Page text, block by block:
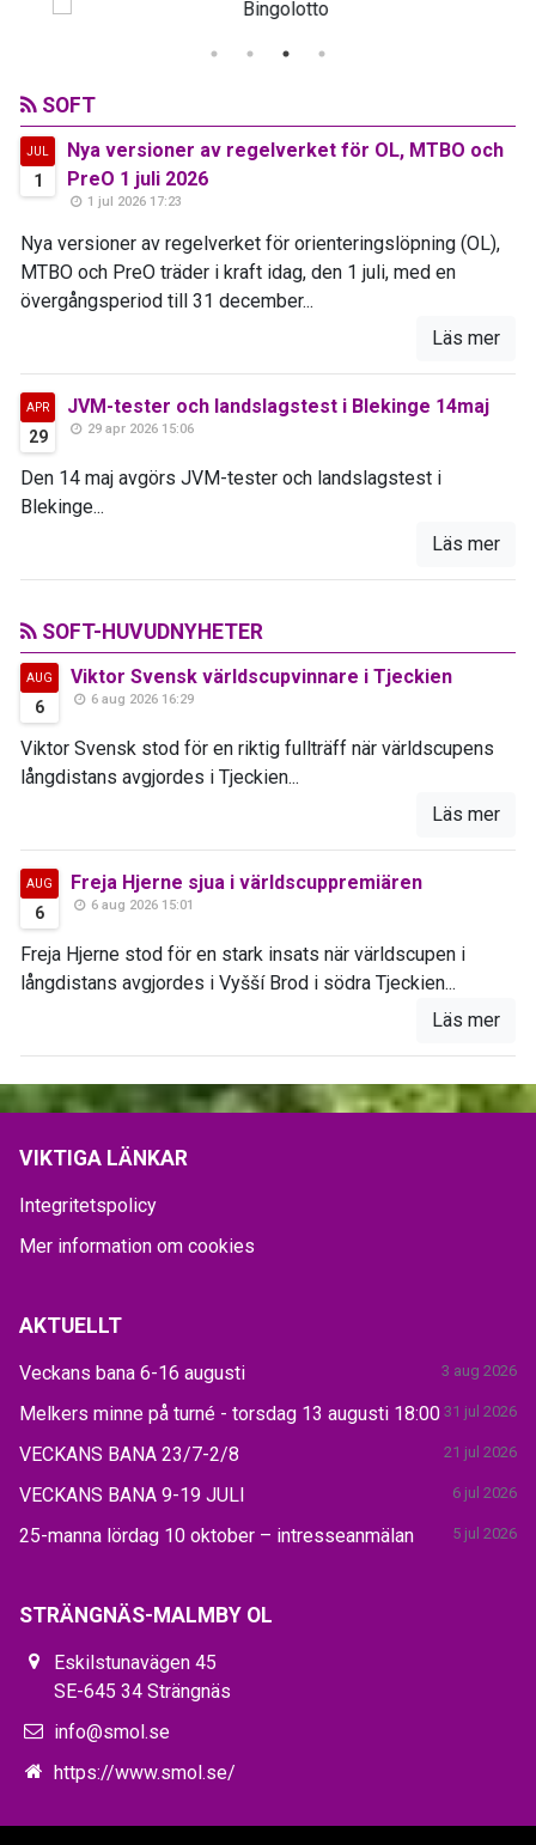
SOFT
JUL
1
Nya versioner av regelverket för OL, MTBO och
PreO 1 juli 2026
1 jul 2026 17:23
Nya versioner av regelverket för orienteringslöpning (OL),
MTBO och PreO träder i kraft idag, den 1 juli, med en
övergångsperiod till 31 december...
Läs mer
APR
29
JVM-tester och landslagstest i Blekinge 14maj
29 apr 2026 15:06
Den 14 maj avgörs JVM-tester och landslagstest i
Blekinge...
Läs mer
SOFT-HUVUDNYHETER
AUG
6
Viktor Svensk världscupvinnare i Tjeckien
6 aug 2026 16:29
Viktor Svensk stod för en riktig fullträff när världscupens
långdistans avgjordes i Tjeckien...
Läs mer
AUG
6
Freja Hjerne sjua i världscuppremiären
6 aug 2026 15:01
Freja Hjerne stod för en stark insats när världscupen i
långdistans avgjordes i Vyšší Brod i södra Tjeckien...
Läs mer
VIKTIGA LÄNKAR
Integritetspolicy
Mer information om cookies
AKTUELLT
Veckans bana 6-16 augusti 3 aug 2026
Melkers minne på turné - torsdag 13 augusti 18:00 31 jul 2026
VECKANS BANA 23/7-2/8 21 jul 2026
VECKANS BANA 9-19 JULI 6 jul 2026
25-manna lördag 10 oktober – intresseanmälan 5 jul 2026
STRÄNGNÄS-MALMBY OL
Eskilstunavägen 45
SE-645 34 Strängnäs
info@smol.se
https://www.smol.se/